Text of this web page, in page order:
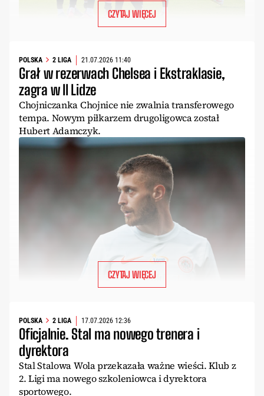
CZYTAJ WIĘCEJ
POLSKA 2 LIGA 21.07.2026 11:40
Grał w rezerwach Chelsea i Ekstraklasie,
zagra w II Lidze
Chojniczanka Chojnice nie zwalnia transferowego
tempa. Nowym piłkarzem drugoligowca został
Hubert Adamczyk.
CZYTAJ WIĘCEJ
POLSKA 2 LIGA 17.07.2026 12:36
Oficjalnie. Stal ma nowego trenera i
dyrektora
Stal Stalowa Wola przekazała ważne wieści. Klub z
2. Ligi ma nowego szkoleniowca i dyrektora
sportowego.